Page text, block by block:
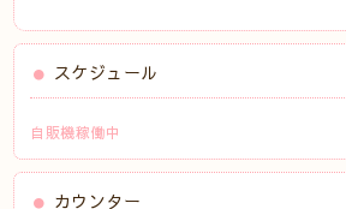
スケジュール
自販機稼働中
カウンター